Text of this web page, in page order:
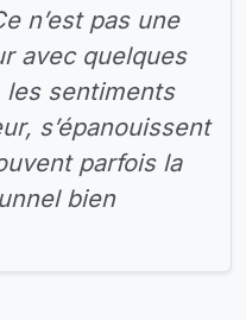
n’est pas une
avec quelques
sentiments
s’épanouissent
parfois la
bien